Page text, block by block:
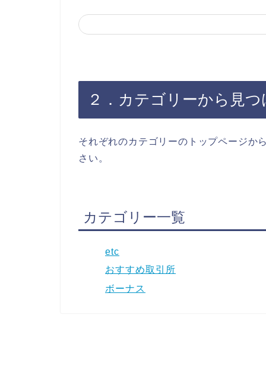
２．カテゴリーから見つ
それぞれのカテゴリーのトップページか
さい。
カテゴリー一覧
etc
おすすめ取引所
ボーナス